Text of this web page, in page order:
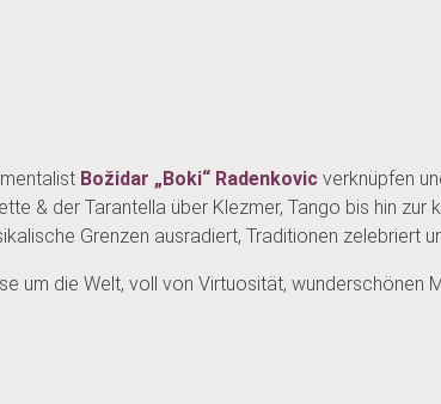
Božidar „Boki“ Radenkovic verknüpfen
& der Tarantella über Klezmer, Tango bis hin
Grenzen ausradiert, Traditionen zelebriert
um die Welt, voll von Virtuosität, wunderschönen